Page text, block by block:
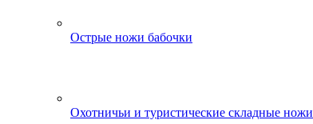
Острые ножи бабочки
Охотничьи и туристические складные ножи